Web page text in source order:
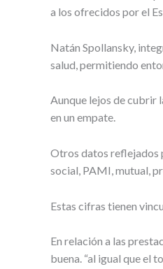
a los ofrecidos por el
Natán Spollansky,
salud, permitiendo
Aunque lejos de cubrir
en un empate.
Otros datos reflejados
social, PAMI, mutual,
Estas cifras tienen
En relación a las
buena. “al igual que el